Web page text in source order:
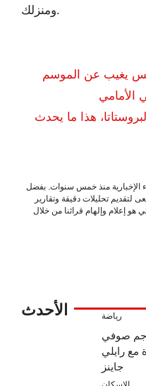
ومنزلك.
يغيب عن الموسم
الأمامي
هذا ما يحدث
الإخبارية منذ خمس سنوات. بفضل
لتقديم تحليلات دقيقة وتقارير
إعلام وإلهام قرائنا من خلال
الأحدث رياضة
صوفي
مع رايلي
جاينز